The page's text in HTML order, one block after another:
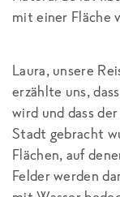
mit einer Fläche
Laura, unsere
erzählte uns,
wird und dass
Stadt gebracht
Flächen, auf
Felder werden